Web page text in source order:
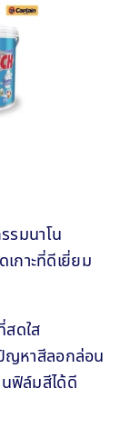
รมนาโน
กาะที่ดีเยี่ยม
ดใส
ญหาสีลอกล่อน
ฟิล์มสีได้ดี